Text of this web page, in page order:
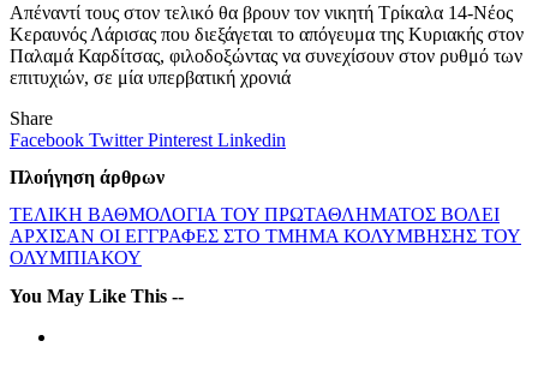
Απέναντί τους στον τελικό θα βρουν τον νικητή Τρίκαλα 14-Νέος
Κεραυνός Λάρισας που διεξάγεται το απόγευμα της Κυριακής στον
Παλαμά Καρδίτσας, φιλοδοξώντας να συνεχίσουν στον ρυθμό των
επιτυχιών, σε μία υπερβατική χρονιά
Share
Facebook TwitterPinterest Linkedin
Πλοήγηση άρθρων
ΤΕΛΙΚΗ ΒΑΘΜΟΛΟΓΙΑ ΤΟΥ ΠΡΩΤΑΘΛΗΜΑΤΟΣ ΒΟΛΕΙ
ΑΡΧΙΣΑΝ ΟΙ ΕΓΓΡΑΦΕΣ ΣΤΟ ΤΜΗΜΑ ΚΟΛΥΜΒΗΣΗΣ ΤΟΥ
ΟΛΥΜΠΙΑΚΟΥ
You May Like This --